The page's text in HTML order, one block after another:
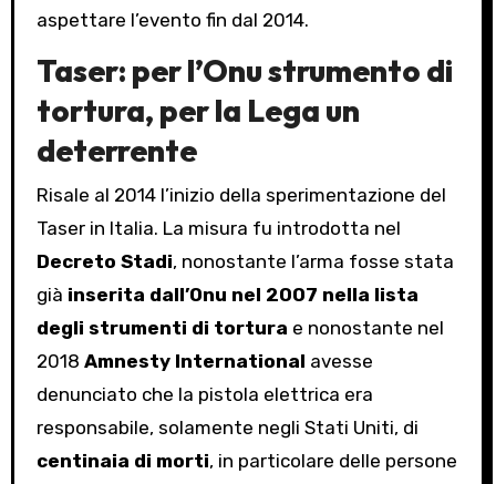
aspettare l’evento fin dal 2014.
Taser: per l’Onu strumento di
tortura, per la Lega un
deterrente
Risale al 2014 l’inizio della sperimentazione del
Taser in Italia. La misura fu introdotta nel
Decreto Stadi, nonostante l’arma fosse stata
già inserita dall’Onu nel 2007 nella lista
degli strumenti di tortura e nonostante nel
2018 Amnesty International avesse
denunciato che la pistola elettrica era
responsabile, solamente negli Stati Uniti, di
centinaia di morti, in particolare delle persone